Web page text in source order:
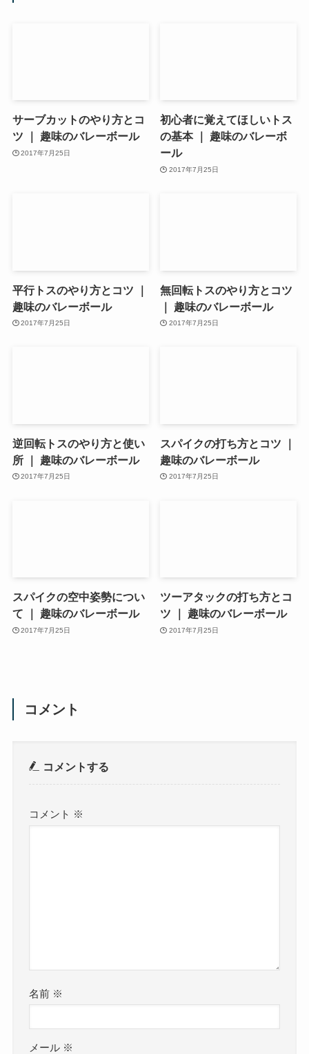
サーブカットのやり方とコ
ツ ｜ 趣味のバレーボール
2017年7月25日
初心者に覚えてほしいトス
の基本 ｜ 趣味のバレーボ
ール
2017年7月25日
平行トスのやり方とコツ ｜
趣味のバレーボール
2017年7月25日
無回転トスのやり方とコツ
｜ 趣味のバレーボール
2017年7月25日
逆回転トスのやり方と使い
所 ｜ 趣味のバレーボール
2017年7月25日
スパイクの打ち方とコツ ｜
趣味のバレーボール
2017年7月25日
スパイクの空中姿勢につい
て ｜ 趣味のバレーボール
2017年7月25日
ツーアタックの打ち方とコ
ツ ｜ 趣味のバレーボール
2017年7月25日
コメント
コメントする
コメント ※
名前 ※
メール ※